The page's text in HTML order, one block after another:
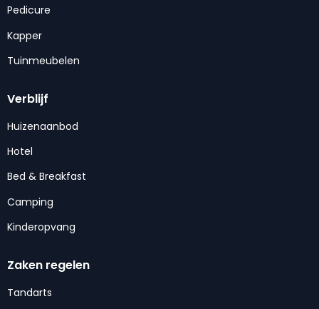
Pedicure
Kapper
Tuinmeubelen
Verblijf
Huizenaanbod
Hotel
Bed & Breakfast
Camping
Kinderopvang
Zaken regelen
Tandarts